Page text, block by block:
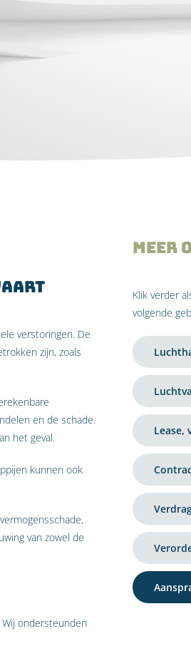
verstoringen. De
zijn, zoals
en de schade.
het geval.
kunnen ook
van zowel de
ondersteunden
Meer
Klik verder
volgende
Lease,